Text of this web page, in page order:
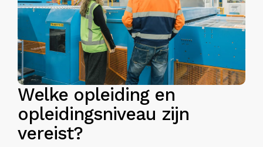
Welke opleiding en
opleidingsniveau zijn
vereist?